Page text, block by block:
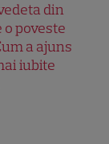
din
o poveste
a ajuns
iubite